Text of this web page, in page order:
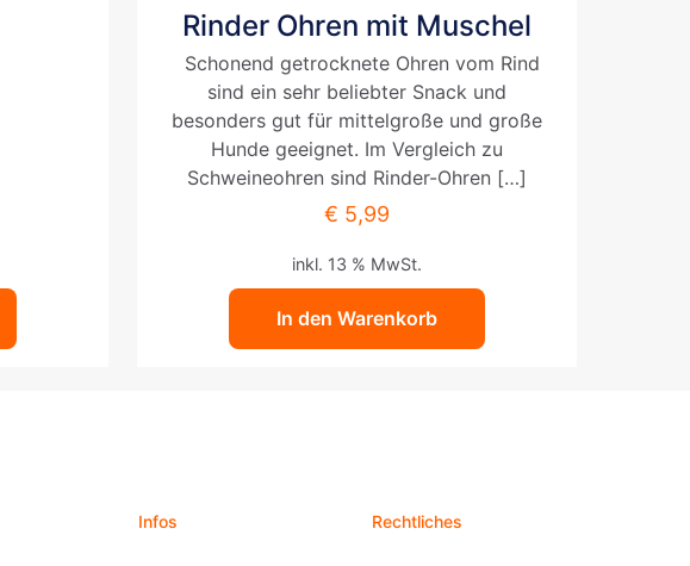
Rinder Ohren mit Muschel
Schonend getrocknete Ohren vom Rind
sind ein sehr beliebter Snack und
besonders gut für mittelgroße und große
Hunde geeignet. Im Vergleich zu
Schweineohren sind Rinder-Ohren […]
€ 5,99
inkl. 13 % MwSt.
In den Warenkorb
Infos Rechtliches